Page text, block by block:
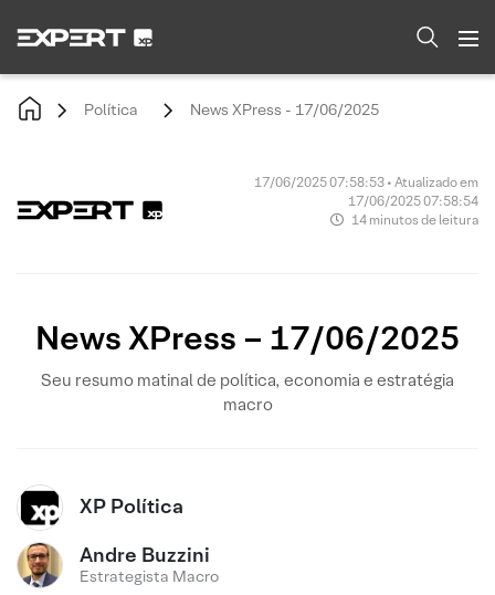
Política News XPress - 17/06/2025
17/06/2025 07:58:53 • Atualizado em
17/06/2025 07:58:54
14 minutos de leitura
News XPress – 17/06/2025
Seu resumo matinal de política, economia e estratégia
macro
XP Política
Andre Buzzini
Estrategista Macro